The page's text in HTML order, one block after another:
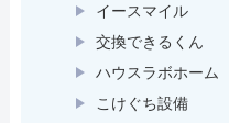
イースマイル
交換できるくん
ハウスラボホーム
こけぐち設備